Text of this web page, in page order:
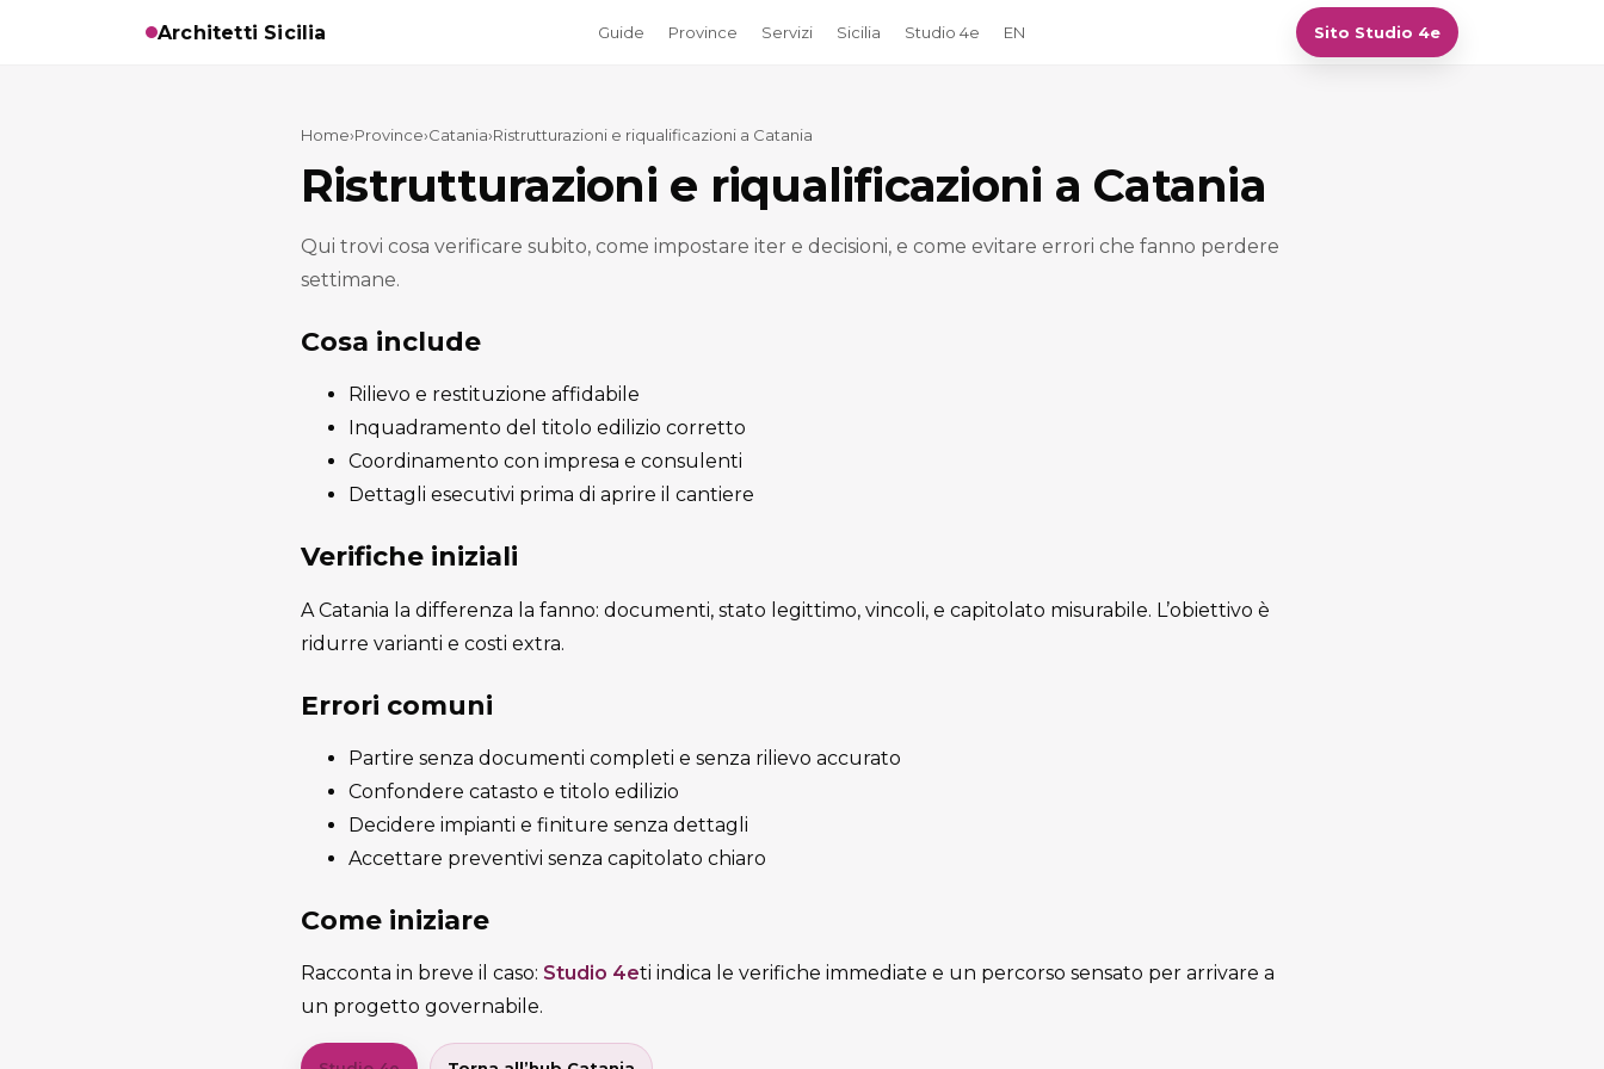
Architetti Sicilia Guide Province Servizi Sicilia Studio 4e EN Sito Studio 4e
Home›Province›Catania›Ristrutturazioni e riqualificazioni a Catania
Ristrutturazioni e riqualificazioni a Catania
Qui trovi cosa verificare subito, come impostare iter e decisioni, e come evitare errori che fanno perdere
settimane.
Cosa include
Rilievo e restituzione affidabile
Inquadramento del titolo edilizio corretto
Coordinamento con impresa e consulenti
Dettagli esecutivi prima di aprire il cantiere
Verifiche iniziali
A Catania la differenza la fanno: documenti, stato legittimo, vincoli, e capitolato misurabile. L’obiettivo è
ridurre varianti e costi extra.
Errori comuni
Partire senza documenti completi e senza rilievo accurato
Confondere catasto e titolo edilizio
Decidere impianti e finiture senza dettagli
Accettare preventivi senza capitolato chiaro
Come iniziare
Racconta in breve il caso: Studio 4eti indica le verifiche immediate e un percorso sensato per arrivare a
un progetto governabile.